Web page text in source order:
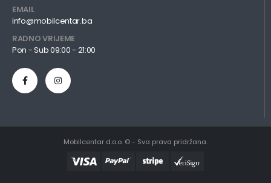
EMAIL
info@mobilcentar.ba
RADNO VRIJEME
Pon - Sub 09:00 - 21:00
Mobilcentar d.o.o. © - Sva prava pridržana.